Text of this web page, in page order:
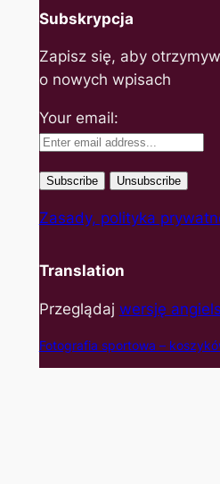
Subskrypcja
Zapisz się, aby
o nowych wpisach
Your email:
Zasady, polityka
Translation
Przeglądaj wersję
Fotografia sportowa – koszyk